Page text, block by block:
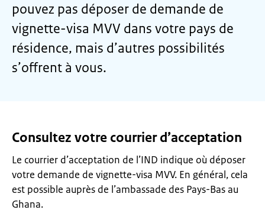
pouvez pas déposer de demande de
vignette-visa MVV dans votre pays de
résidence, mais d’autres possibilités
s’offrent à vous.
Consultez votre courrier d’acceptation
Le courrier d’acceptation de l’IND indique où déposer
votre demande de vignette-visa MVV. En général, cela
est possible auprès de l’ambassade des Pays-Bas au
Ghana.